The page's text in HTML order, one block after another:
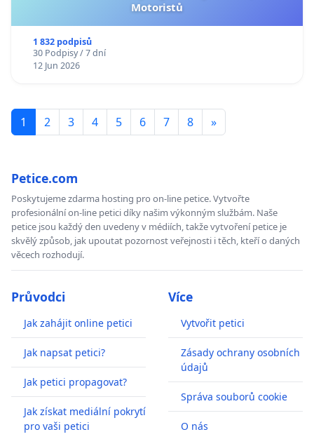
Motoristů
1 832 podpisů
30 Podpisy / 7 dní
12 Jun 2026
1 2 3 4 5 6 7 8 »
Petice.com
Poskytujeme zdarma hosting pro on-line petice. Vytvořte
profesionální on-line petici díky našim výkonným službám. Naše
petice jsou každý den uvedeny v médiích, takže vytvoření petice je
skvělý způsob, jak upoutat pozornost veřejnosti i těch, kteří o daných
věcech rozhodují.
Průvodci
Jak zahájit online petici
Jak napsat petici?
Jak petici propagovat?
Jak získat mediální pokrytí
pro vaši petici
Více
Vytvořit petici
Zásady ochrany osobních
údajů
Správa souborů cookie
O nás